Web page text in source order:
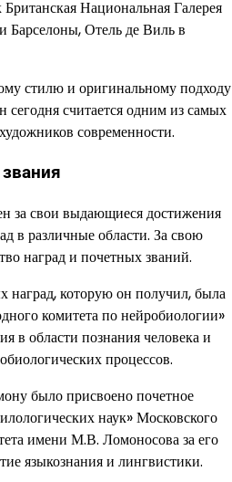
Британская Национальная Галерея
Отель де Виль в
стилю и оригинальному подходу
сегодня считается одним из самых
современности.
за свои выдающиеся достижения
в различные области. За свою
наград и почетных званий.
которую он получил, была
комитета по нейробиологии»
в области познания человека и
процессов.
было присвоено почетное
наук» Московского
имени М.В. Ломоносова за его
языкознания и лингвистики.